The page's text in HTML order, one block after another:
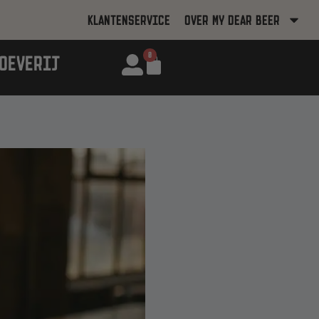
KLANTENSERVICE OVER MY DEAR BEER
0